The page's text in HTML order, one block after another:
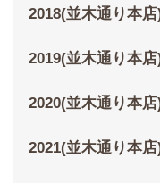
2018(並木通り本店
2019(並木通り本店
2020(並木通り本店
2021(並木通り本店